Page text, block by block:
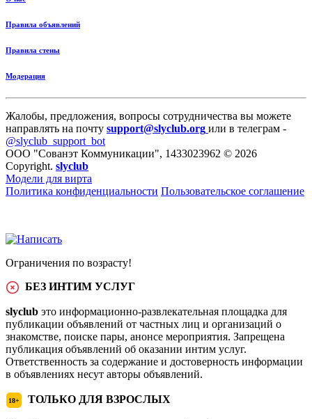
Правила объявлений
Правила стены
Модерация
Жалобы, предложения, вопросы сотрудничества вы можете
направлять на почту support@slyclub.org или в телеграм -
@slyclub_support_bot
ООО "Сованэт Коммуникации", 1433023962 © 2026
Copyright. slyclub
Модели для вирта
Политика конфиденциальности Пользовательское соглашение
Ограничения по возрасту!
БЕЗ ИНТИМ УСЛУГ
slyclub это информационно-развлекательная площадка для
публикации объявлений от частных лиц и организаций о
знакомстве, поиске пары, анонсе мероприятия. Запрещена
публикация объявлений об оказании интим услуг.
Ответственность за содержание и достоверность информации
в объявлениях несут авторы объявлений.
18+ ТОЛЬКО ДЛЯ ВЗРОСЛЫХ